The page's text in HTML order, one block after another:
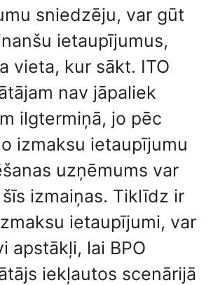
sniedzēju, var gūt
ietaupījumus,
vieta, kur sākt. ITO
nav jāpaliek
ilgtermiņā, jo pēc
izmaksu ietaupījumu
uzņēmums var
izmaiņas. Tiklīdz ir
ietaupījumi, var
apstākļi, lai BPO
iekļautos scenārijā